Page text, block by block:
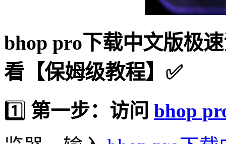
bhop pro下载中文版极
看【保姆级教程】✅
1️⃣ 第一步：访问 bhop